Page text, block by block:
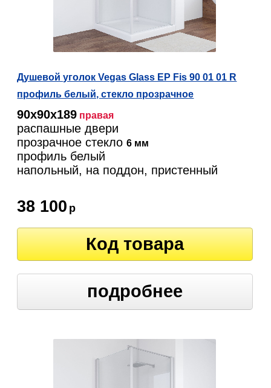
Душевой уголок Vegas Glass EP Fis 90 01 01 R
профиль белый, стекло прозрачное
90х90х189 правая
распашные двери
прозрачное стекло6 мм
профиль белый
напольный, на поддон, пристенный
38 100 р
Код товара
подробнее